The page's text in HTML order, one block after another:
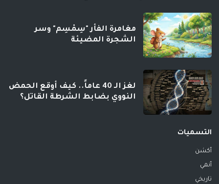
مغامرة الفأر "سِمْسِم" وسر
الشجرة المضيئة
لغز الـ 40 عاماً.. كيف أوقع الحمض
النووي بضابط الشرطة القاتل؟
التسميات
أكشن
أنمي
تاريخي